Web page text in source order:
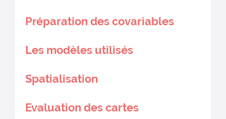
Préparation des covariables
Les modèles utilisés
Spatialisation
Evaluation des cartes